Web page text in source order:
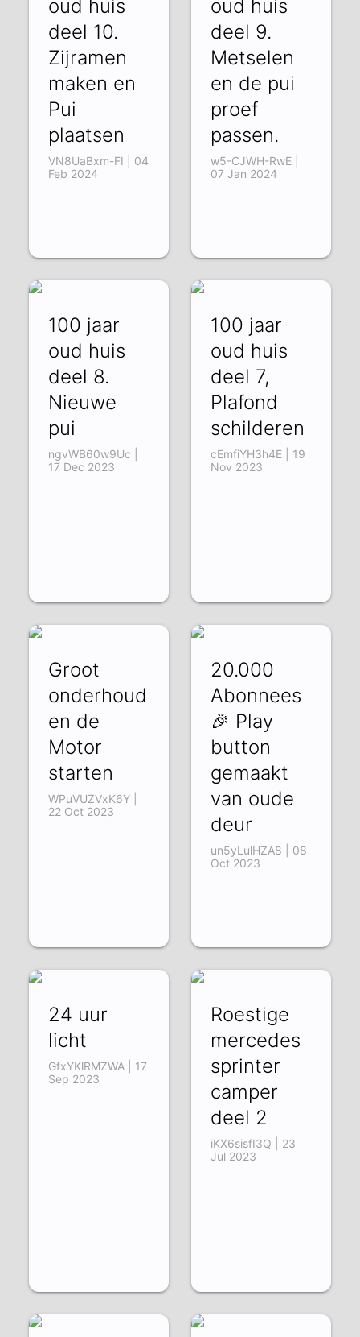
oud huis
deel 10.
Zijramen
maken en
Pui
plaatsen
VN8UaBxm-FI | 04
Feb 2024
oud huis
deel 9.
Metselen
en de pui
proef
passen.
w5-CJWH-RwE |
07 Jan 2024
100 jaar
oud huis
deel 8.
Nieuwe
pui
ngvWB60w9Uc |
17 Dec 2023
100 jaar
oud huis
deel 7,
Plafond
schilderen
cEmfiYH3h4E | 19
Nov 2023
Groot
onderhoud
en de
Motor
starten
WPuVUZVxK6Y |
22 Oct 2023
20.000
Abonnees
🎉 Play
button
gemaakt
van oude
deur
un5yLulHZA8 | 08
Oct 2023
24 uur
licht
GfxYKlRMZWA | 17
Sep 2023
Roestige
mercedes
sprinter
camper
deel 2
iKX6sisfI3Q | 23
Jul 2023